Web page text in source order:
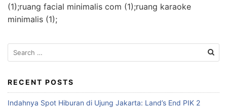
(1);ruang facial minimalis com (1);ruang karaoke
minimalis (1);
e
r
c
h
RECENT POSTS
Indahnya Spot Hiburan di Ujung Jakarta: Land’s End PIK 2